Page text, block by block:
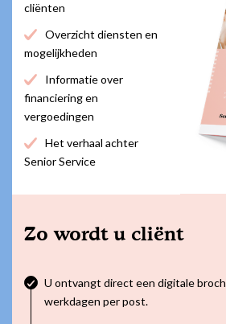
cliënten
Overzicht diensten en
mogelijkheden
Informatie over
financiering en
vergoedingen
Het verhaal achter
Senior Service
Zo wordt u cliënt
U ontvangt direct een digitale
werkdagen per post.